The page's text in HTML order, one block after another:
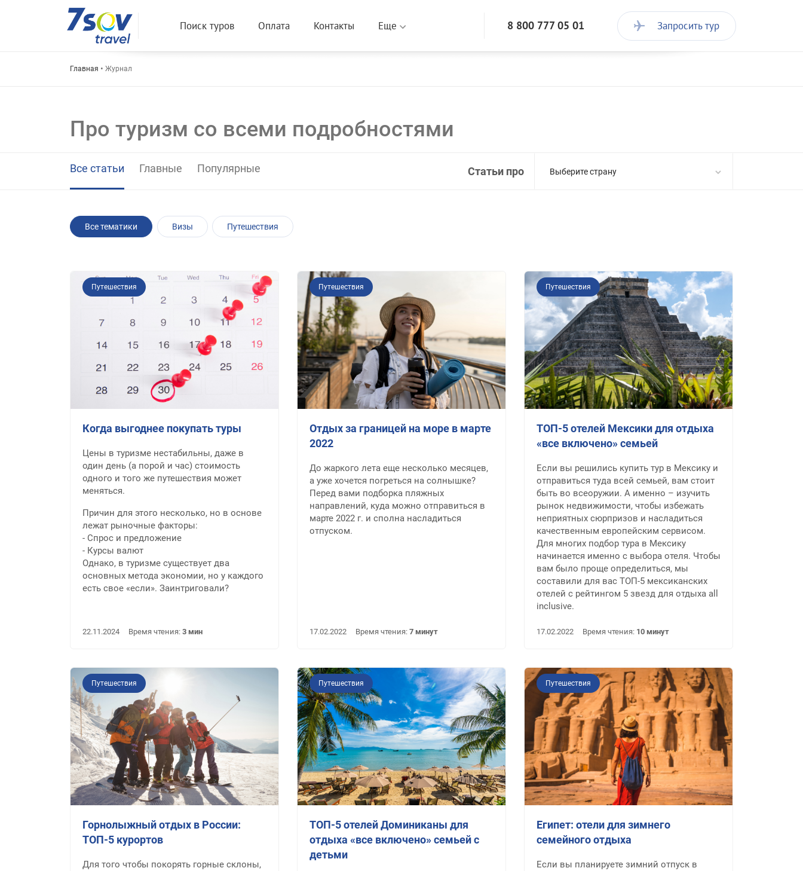
navigation
Поиск туров Оплата Контакты Еще 8 800 777 05 01 Запросить тур
Строка
Главная Журнал
Про туризм со всеми подробностями
Все статьи Главные Популярные Статьи про
Все тематики Визы Путешествия
Путешествия
Когда выгоднее покупать туры
Цены в туризме нестабильны, даже в
один день (а порой и час) стоимость
одного и того же путешествия может
меняться.
Причин для этого несколько, но в основе
лежат рыночные факторы:
- Спрос и предложение
- Курсы валют
Однако, в туризме существует два
основных метода экономии, но у каждого
есть свое «если». Заинтриговали?
22.11.2024 Время чтения: 3 мин
Путешествия
Отдых за границей на море в марте
2022
До жаркого лета еще несколько месяцев,
а уже хочется погреться на солнышке?
Перед вами подборка пляжных
направлений, куда можно отправиться в
марте 2022 г. и сполна насладиться
отпуском.
17.02.2022 Время чтения: 7 минут
Путешествия
ТОП-5 отелей Мексики для отдыха
«все включено» семьей
Если вы решились купить тур в Мексику и
отправиться туда всей семьей, вам стоит
быть во всеоружии. А именно – изучить
рынок недвижимости, чтобы избежать
неприятных сюрпризов и насладиться
качественным европейским сервисом.
Для многих подбор тура в Мексику
начинается именно с выбора отеля. Чтобы
вам было проще определиться, мы
составили для вас ТОП-5 мексиканских
отелей с рейтингом 5 звезд для отдыха all
inclusive.
17.02.2022 Время чтения: 10 минут
Путешествия
Горнолыжный отдых в России:
ТОП-5 курортов
Для того чтобы покорять горные склоны,
Путешествия
ТОП-5 отелей Доминиканы для
отдыха «все включено» семьей с
детьми
Путешествия
Египет: отели для зимнего
семейного отдыха
Если вы планируете зимний отпуск в